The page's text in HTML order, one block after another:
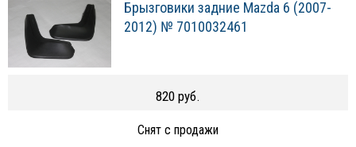
Брызговики задние Mazda 6 (2007-
2012) № 7010032461
820 руб.
Снят с продажи